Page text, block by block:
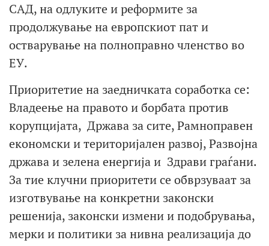
САД, на одлуките и реформите за
продолжување на европскиот пат и
остварување на полноправно членство во
ЕУ.
Приоритетие на заедничката соработка се:
Владеење на правото и борбата против
корупцијата, Држава за сите, Рамноправен
економски и територијален развој, Развојна
држава и зелена енергија и Здрави граѓани.
За тие клучни приоритети се обврзуваат за
изготвување на конкретни законски
решенија, законски измени и подобрувања,
мерки и политики за нивна реализација до